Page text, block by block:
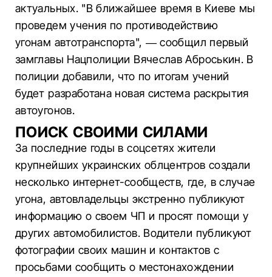
актуальных. "В ближайшее время в Киеве мы
проведем учения по противодействию
угонам автотранспорта", — сообщил первый
замглавы Нацполиции Вячеслав Аброськин. В
полиции добавили, что по итогам учений
будет разработана новая система раскрытия
автоугонов.
ПОИСК СВОИМИ СИЛАМИ
За последние годы в соцсетях жители
крупнейших украинских облцентров создали
несколько интернет-сообществ, где, в случае
угона, автовладельцы экстренно публикуют
информацию о своем ЧП и просят помощи у
других автомобилистов. Водители публикуют
фотографии своих машин и контактов с
просьбами сообщить о местонахождении